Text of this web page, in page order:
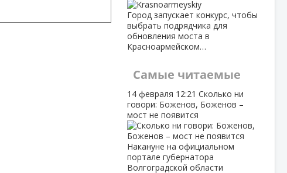
Город запускает конкурс, чтобы
выбрать подрядчика для
обновления моста в
Красноармейском…
Самые читаемые
14 февраля 12:21 Сколько ни
говори: Боженов, Боженов –
мост не появится
Накануне на официальном
портале губернатора
Волгоградской области